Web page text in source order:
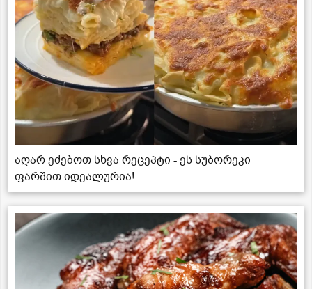
აღარ ეძებოთ სხვა რეცეპტი - ეს სუბორეკი
ფარშით იდეალურია!